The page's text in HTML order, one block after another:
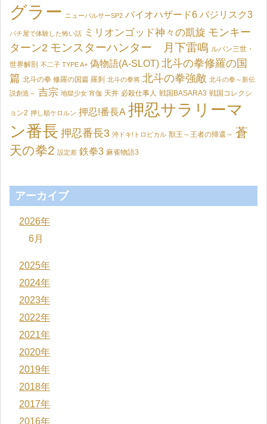
グラー
ニューパルサーSP2 バイオハザード6 バジリスク3
パチ屋で体験した怖い話 ミリオンゴッド神々の凱旋 モンキー
ターン2 モンスターハンター 月下雷鳴 ルパン三世・
世界解剖 不二子 TYPE A+ 偽物語(A-SLOT) 北斗の拳修羅の国
篇 北斗の拳 修羅の国篇 羅刹 北斗の拳将 北斗の拳強敵 北斗の拳～新伝
説創造～ 吉宗 地獄少女 宵伽 天井 必殺仕事人 戦国BASARA3 戦国コレクシ
ョン2 押し順ケロルン 押忍!番長A 押忍サラリーマ
ン番長 押忍番長3 沖ドキ!トロピカル 獣王～王者の帰還～ 蒼
天の拳2 設定差 鉄拳3 麻雀物語3
アーカイブ
2026年
6月
2025年
2024年
2023年
2022年
2021年
2020年
2019年
2018年
2017年
2016年